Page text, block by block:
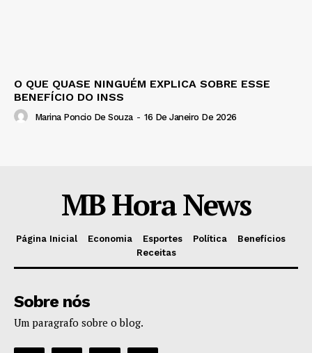
O QUE QUASE NINGUÉM EXPLICA SOBRE ESSE
BENEFÍCIO DO INSS
Marina Poncio De Souza - 16 De Janeiro De 2026
MB Hora News
Página Inicial Economia Esportes Política
Benefícios
Receitas
Sobre nós
Um paragrafo sobre o blog.